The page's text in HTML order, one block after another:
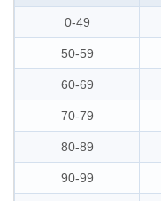
0-49
50-59
60-69
70-79
80-89
90-99